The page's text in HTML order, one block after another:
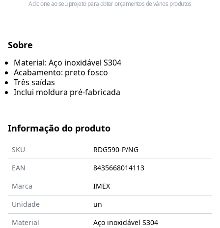
Adicione ao seu projeto para obter orçamentos de vários produtos
Sobre
Material: Aço inoxidável S304
Acabamento: preto fosco
Três saídas
Inclui moldura pré-fabricada
Informação do produto
SKU
RDG590-P/NG
EAN
8435668014113
Marca
IMEX
Unidade
un
Material
Aço inoxidável S304